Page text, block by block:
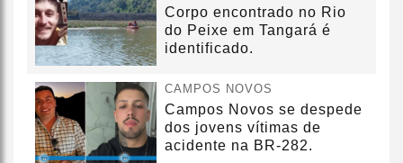
Corpo encontrado no Rio
do Peixe em Tangará é
identificado.
CAMPOS NOVOS
Campos Novos se despede
dos jovens vítimas de
acidente na BR-282.